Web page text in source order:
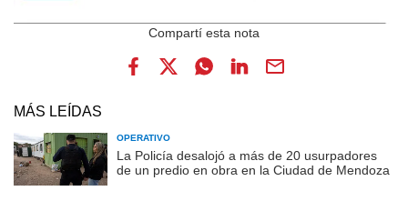
MÁS LEÍDAS
OPERATIVO
La Policía desalojó a más de 20 usurpadores
de un predio en obra en la Ciudad de Mendoza